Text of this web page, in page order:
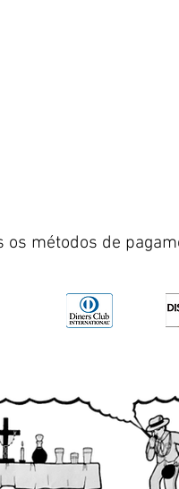
os métodos de